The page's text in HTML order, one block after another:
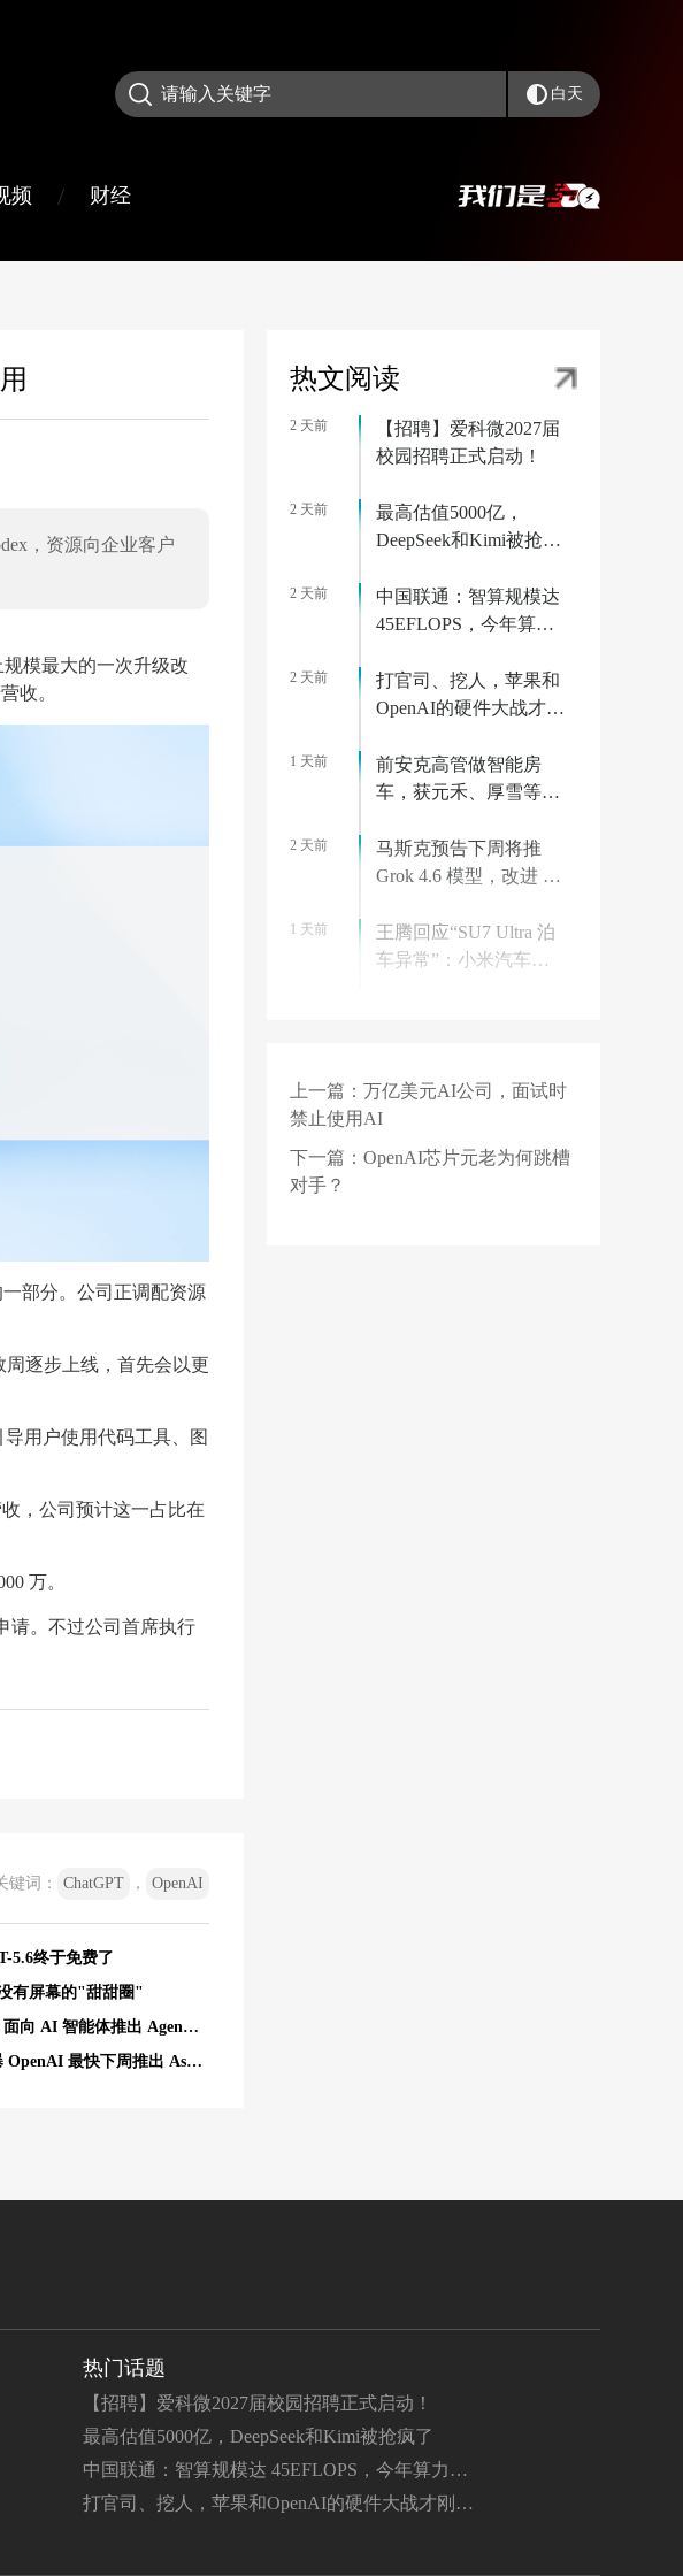
白天
频 / 财经
，资源向企业客户
模最大的一次升级改
收。
部分。公司正调配资源
逐步上线，首先会以更
用户使用代码工具、图
，公司预计这一占比在
万。
请。不过公司首席执行
键词： ChatGPT ， OpenAI
5.6终于免费了
有屏幕的"甜甜圈"
GPT-5 上线 1 周年之际：OpenAI 面向 AI 智能体推出 Agent Plugins 规范
GPT-4.5 以来训练的最大模型，曝 OpenAI 最快下周推出 Astra AI 模型
热文阅读
2 天前
【招聘】爱科微2027届
校园招聘正式启动！
2 天前
最高估值5000亿，
DeepSeek和Kimi被抢疯
2 天前
中国联通：智算规模达
45EFLOPS，今年算力
2 天前
打官司、挖人，苹果和
OpenAI的硬件大战才刚
1 天前
前安克高管做智能房
车，获元禾、厚雪等超
2027年初量产｜硬氪首
发
2 天前
马斯克预告下周将推
Grok 4.6 模型，改进 AI
1 天前
王腾回应“SU7 Ultra 泊
车异常”：小米汽车已
2 天前
马斯克宣判代码死刑，
AI直出二进制，行业教
父集体回怼
2 天前
上一篇： 万亿美元AI公司，面试时
禁止使用AI
下一篇： OpenAI芯片元老为何跳槽
对手？
热门话题
【招聘】爱科微2027届校园招聘正式启动！
最高估值5000亿，DeepSeek和Kimi被抢疯了
中国联通：智算规模达 45EFLOPS，今年算力相
关投资将超 175 亿元
打官司、挖人，苹果和OpenAI的硬件大战才刚开